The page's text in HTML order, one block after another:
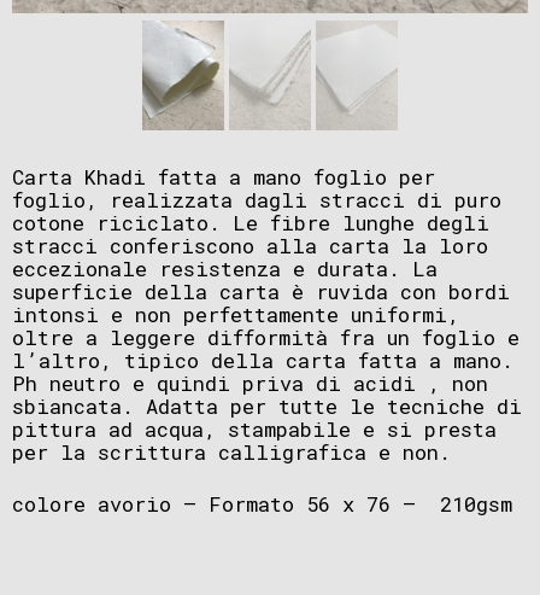
Carta Khadi fatta a mano foglio per
foglio, realizzata dagli stracci di puro
cotone riciclato. Le fibre lunghe degli
stracci conferiscono alla carta la loro
eccezionale resistenza e durata. La
superficie della carta è ruvida con bordi
intonsi e non perfettamente uniformi,
oltre a leggere difformità fra un foglio e
l’altro, tipico della carta fatta a mano.
Ph neutro e quindi priva di acidi , non
sbiancata. Adatta per tutte le tecniche di
pittura ad acqua, stampabile e si presta
per la scrittura calligrafica e non.
colore avorio – Formato 56 x 76 – 210gsm